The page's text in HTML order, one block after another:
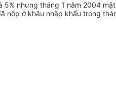
nhưng tháng 1 năm 2004
nộp ở khâu nhập khẩu trong